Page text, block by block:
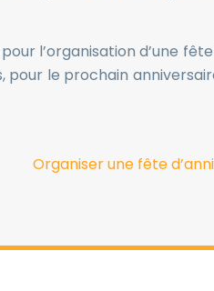
l’organisation d’une
le prochain
Organiser une fête